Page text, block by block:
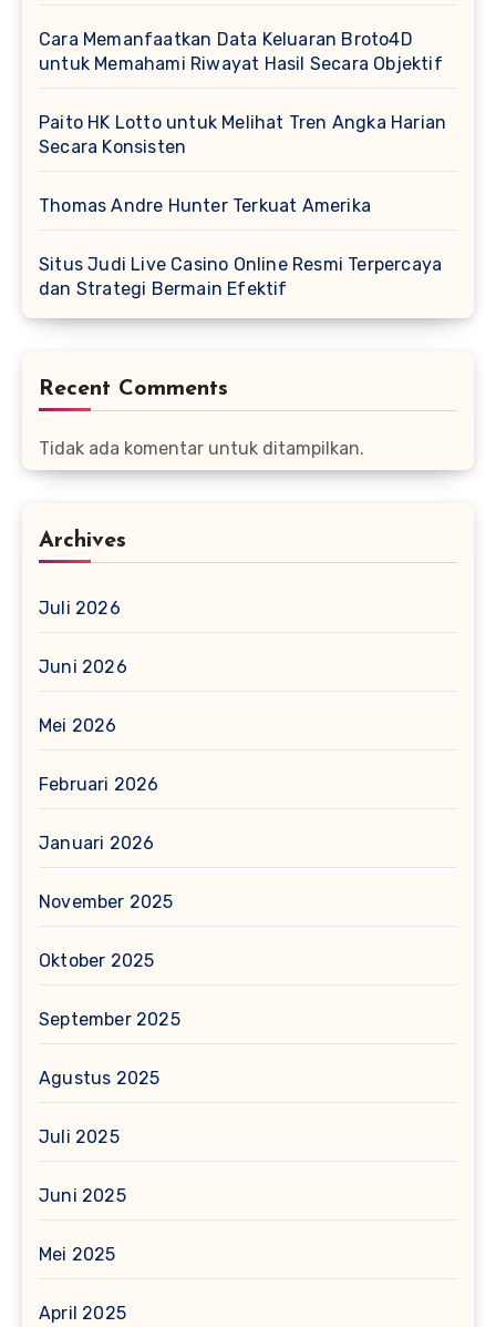
Cara Memanfaatkan Data Keluaran Broto4D
untuk Memahami Riwayat Hasil Secara Objektif
Paito HK Lotto untuk Melihat Tren Angka Harian
Secara Konsisten
Thomas Andre Hunter Terkuat Amerika
Situs Judi Live Casino Online Resmi Terpercaya
dan Strategi Bermain Efektif
Recent Comments
Tidak ada komentar untuk ditampilkan.
Archives
Juli 2026
Juni 2026
Mei 2026
Februari 2026
Januari 2026
November 2025
Oktober 2025
September 2025
Agustus 2025
Juli 2025
Juni 2025
Mei 2025
April 2025